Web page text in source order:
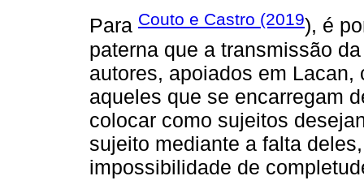
Para Couto e Castro (2019), é
paterna que a transmissão
autores, apoiados em
aqueles que se encarregam
colocar como sujeitos
sujeito mediante a falta
impossibilidade de